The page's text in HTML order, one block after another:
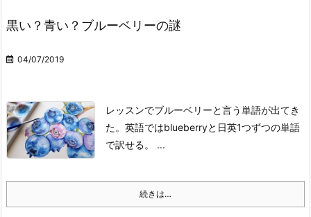
黒い？青い？ブルーベリーの謎
04/07/2019
レッスンでブルーベリーと言う単語が出てき
た。 英語ではblueberryと日英1つずつの単語
で訳せる。
...
続きは…